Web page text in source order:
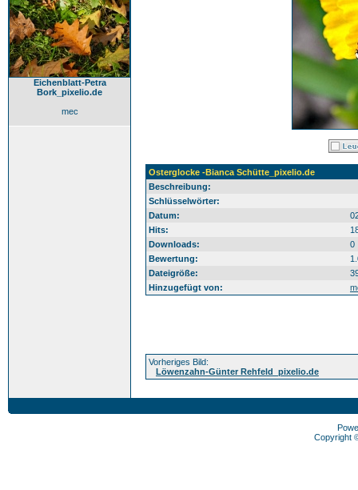
Eichenblatt-Petra
Bork_pixelio.de
mec
Osterglocke -Bianca Schütte_pixelio.de
Beschreibung:
Schlüsselwörter:
Datum:
Hits:
Downloads:
0
Bewertung:
Dateigröße:
Hinzugefügt von:
Vorheriges Bild:
Löwenzahn-Günter Rehfeld_pixelio.de
Copyright